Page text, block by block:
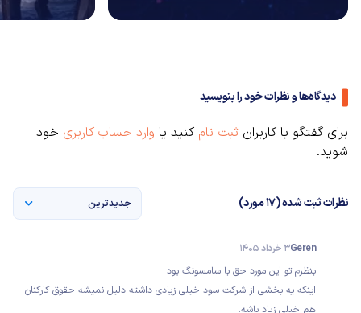
دیدگاه‌ها و نظرات خود را بنویسید
برای گفتگو با کاربران ثبت نام کنید یا وارد حساب کاربری خود
شوید.
نظرات ثبت شده (17 مورد) جدیدترین
Geren3 خرداد 1405
بنظرم تو این مورد حق با سامسونگ بود
اینکه یه بخشی از شرکت سود خیلی زیادی داشته دلیل نمیشه حقوق کارکنان
هم خیلی زیاد باشه.